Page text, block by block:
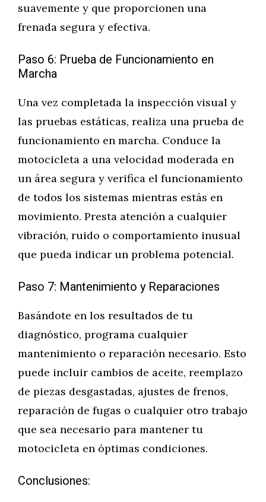
suavemente y que proporcionen una
frenada segura y efectiva.
Paso 6: Prueba de Funcionamiento en
Marcha
Una vez completada la inspección visual y
las pruebas estáticas, realiza una prueba de
funcionamiento en marcha. Conduce la
motocicleta a una velocidad moderada en
un área segura y verifica el funcionamiento
de todos los sistemas mientras estás en
movimiento. Presta atención a cualquier
vibración, ruido o comportamiento inusual
que pueda indicar un problema potencial.
Paso 7: Mantenimiento y Reparaciones
Basándote en los resultados de tu
diagnóstico, programa cualquier
mantenimiento o reparación necesario. Esto
puede incluir cambios de aceite, reemplazo
de piezas desgastadas, ajustes de frenos,
reparación de fugas o cualquier otro trabajo
que sea necesario para mantener tu
motocicleta en óptimas condiciones.
Conclusiones: